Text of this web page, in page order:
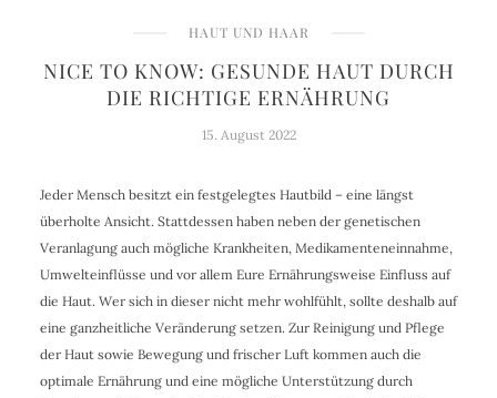
HAUT UND HAAR
NICE TO KNOW: GESUNDE HAUT DURCH
DIE RICHTIGE ERNÄHRUNG
15. August 2022
Jeder Mensch besitzt ein festgelegtes Hautbild – eine längst
überholte Ansicht. Stattdessen haben neben der genetischen
Veranlagung auch mögliche Krankheiten, Medikamenteneinnahme,
Umwelteinflüsse und vor allem Eure Ernährungsweise Einfluss auf
die Haut. Wer sich in dieser nicht mehr wohlfühlt, sollte deshalb auf
eine ganzheitliche Veränderung setzen. Zur Reinigung und Pflege
der Haut sowie Bewegung und frischer Luft kommen auch die
optimale Ernährung und eine mögliche Unterstützung durch